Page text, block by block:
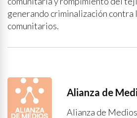
generando criminalización contra
comunitarios.
Alianza de
Alianza de Medios